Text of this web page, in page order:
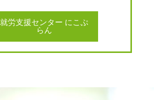
就労支援センター にこぷ
らん